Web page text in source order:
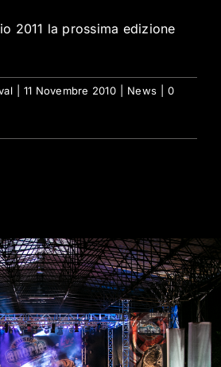
2011 la prossima edizione
11 Novembre 2010 News
0